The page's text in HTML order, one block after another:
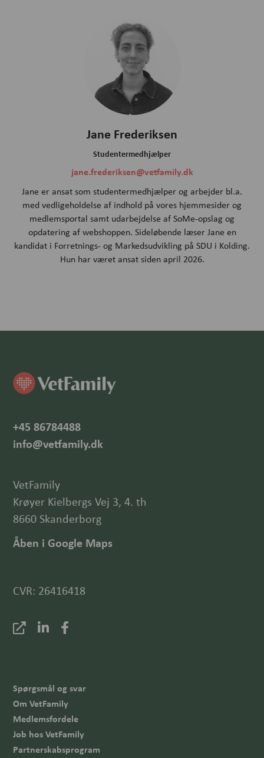
Jane Frederiksen
Studentermedhjælper
jane.frederiksen@vetfamily.dk
Jane er ansat som studentermedhjælper og arbejder bl.a.
med vedligeholdelse af indhold på vores hjemmesider og
medlemsportal samt udarbejdelse af SoMe-opslag og
opdatering af webshoppen. Sideløbende læser Jane en
kandidat i Forretnings- og Markedsudvikling på SDU i Kolding.
Hun har været ansat siden april 2026.
+45 86784488
info@vetfamily.dk
VetFamily
Krøyer Kielbergs Vej 3, 4. th
8660 Skanderborg
Åben i Google Maps
CVR: 26416418
Spørgsmål og svar
Om VetFamily
Medlemsfordele
Job hos VetFamily
Partnerskabsprogram